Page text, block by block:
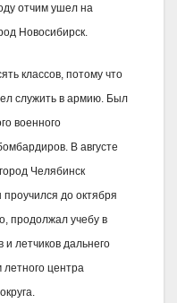
отчим ушел на
Новосибирск.
классов, потому что
служить в армию. Был
военного
В августе
Челябинск
проучился до октября
продолжал учебу в
летчиков дальнего
центра